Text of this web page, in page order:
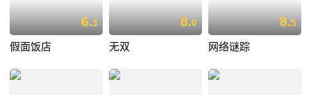
6.3
假面饭店
8.0
无双
8.5
网络谜踪